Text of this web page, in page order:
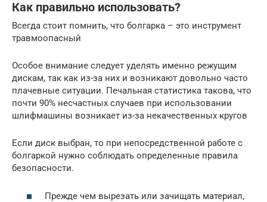
Как правильно использовать?
Всегда стоит помнить, что болгарка – это инструмент
травмоопасный
Особое внимание следует уделять именно режущим
дискам, так как из-за них и возникают довольно часто
плачевные ситуации. Печальная статистика такова, что
почти 90% несчастных случаев при использовании
шлифмашины возникает из-за некачественных кругов
Если диск выбран, то при непосредственной работе с
болгаркой нужно соблюдать определенные правила
безопасности.
Прежде чем вырезать или зачищать материал,